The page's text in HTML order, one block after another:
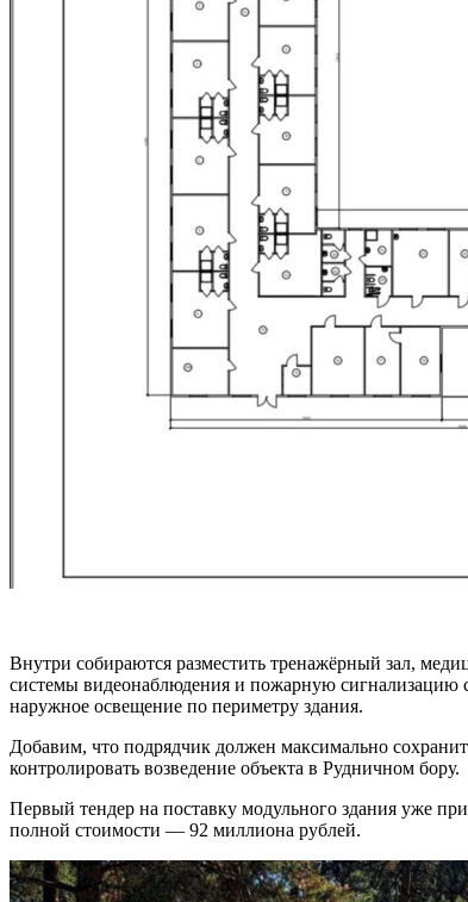
Внутри собираются разместить тренажёрный зал,
системы видеонаблюдения и пожарную сигнализацию
наружное освещение по периметру здания.
Добавим, что подрядчик должен максимально
контролировать возведение объекта в Рудничном бору.
Первый тендер на поставку модульного здания уже
полной стоимости — 92 миллиона рублей.